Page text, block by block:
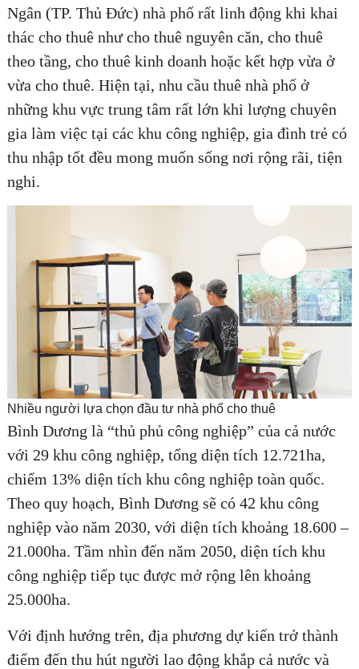
Ngân (TP. Thủ Đức) nhà phố rất linh động khi khai
thác cho thuê như cho thuê nguyên căn, cho thuê
theo tầng, cho thuê kinh doanh hoặc kết hợp vừa ở
vừa cho thuê. Hiện tại, nhu cầu thuê nhà phố ở
những khu vực trung tâm rất lớn khi lượng chuyên
gia làm việc tại các khu công nghiệp, gia đình trẻ có
thu nhập tốt đều mong muốn sống nơi rộng rãi, tiện
nghi.
Nhiều người lựa chọn đầu tư nhà phố cho thuê
Bình Dương là “thủ phủ công nghiệp” của cả nước
với 29 khu công nghiệp, tổng diện tích 12.721ha,
chiếm 13% diện tích khu công nghiệp toàn quốc.
Theo quy hoạch, Bình Dương sẽ có 42 khu công
nghiệp vào năm 2030, với diện tích khoảng 18.600 –
21.000ha. Tầm nhìn đến năm 2050, diện tích khu
công nghiệp tiếp tục được mở rộng lên khoảng
25.000ha.
Với định hướng trên, địa phương dự kiến trở thành
điểm đến thu hút người lao động khắp cả nước và
ĐĂNG KÝ TƯ VẤN MIỄN PHÍ